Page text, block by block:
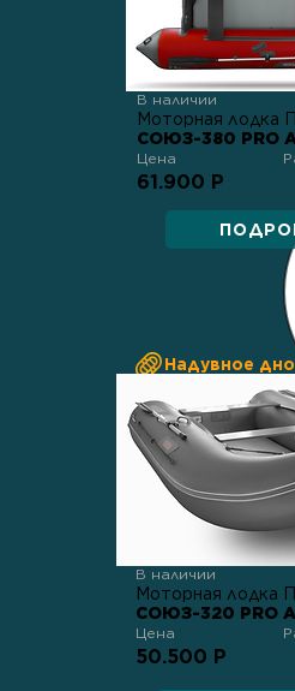
В наличии
Моторная лодка
СОЮЗ-380 PRO
Цена
61.900 Р
В наличии
Моторная лодка
СОЮЗ-320 PRO
Цена
50.500 Р
Надувное дно